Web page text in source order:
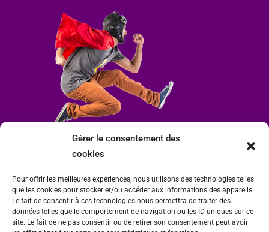
Gérer le consentement des
cookies
Pour offrir les meilleures expériences, nous utilisons des technologies telles
que les cookies pour stocker et/ou accéder aux informations des appareils.
Le fait de consentir à ces technologies nous permettra de traiter des
données telles que le comportement de navigation ou les ID uniques sur ce
site. Le fait de ne pas consentir ou de retirer son consentement peut avoir